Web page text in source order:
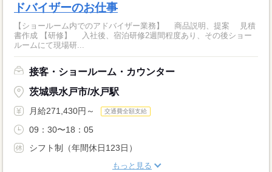
ドバイザーのお仕事
【ショールーム内でのアドバイザー業務】 商品説明、提案 見積
書作成 【研修】 入社後、宿泊研修2週間程度あり、その後ショー
ルームにて現場研...
接客・ショールーム・カウンター
茨城県水戸市/水戸駅
月給271,430円～ 交通費全額支給
09：30〜18：05
シフト制（年間休日123日）
もっと見る